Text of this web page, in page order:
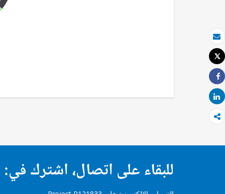
بريد الكتروني
طباعة
Tweet
Share
Share
للبقاء على اتصال، اشترك في: